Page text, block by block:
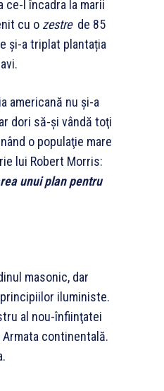
ce-l încadra la marii
cu o zestre de 85
și-a triplat plantația
americană nu şi-a
dori să-şi vândă toţi
o populaţie mare
lui Robert Morris:
unui plan pentru
masonic, dar
iluministe.
al nou-înfiinţatei
continentală.